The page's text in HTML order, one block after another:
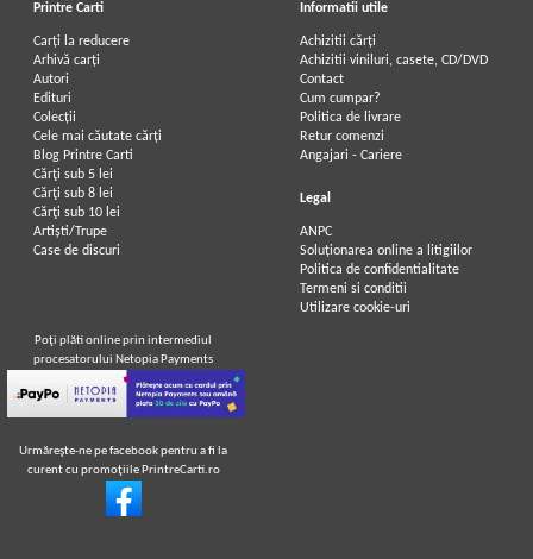
Printre Carti
Carți la reducere
Arhivă carți
Autori
Edituri
Colecții
Cele mai căutate cărți
Blog Printre Carti
Cărţi sub 5 lei
Cărţi sub 8 lei
Cărţi sub 10 lei
Artiști/Trupe
Case de discuri
Informatii utile
Achizitii cărți
Achizitii viniluri, casete, CD/DVD
Contact
Cum cumpar?
Politica de livrare
Retur comenzi
Angajari - Cariere
Legal
ANPC
Soluționarea online a litigiilor
Politica de confidentialitate
Termeni si conditii
Utilizare cookie-uri
Poţi plăti online prin intermediul
procesatorului Netopia Payments
Urmăreşte-ne pe facebook pentru a fi la
curent cu promoţiile PrintreCarti.ro